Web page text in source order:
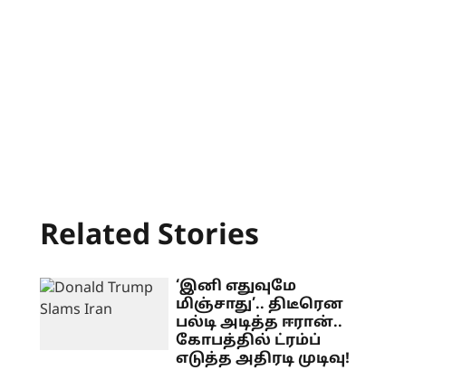
Related Stories
‘இனி எதுவுமே
மிஞ்சாது’.. திடீரென
பல்டி அடித்த ஈரான்..
கோபத்தில் ட்ரம்ப்
எடுத்த அதிரடி முடிவு!